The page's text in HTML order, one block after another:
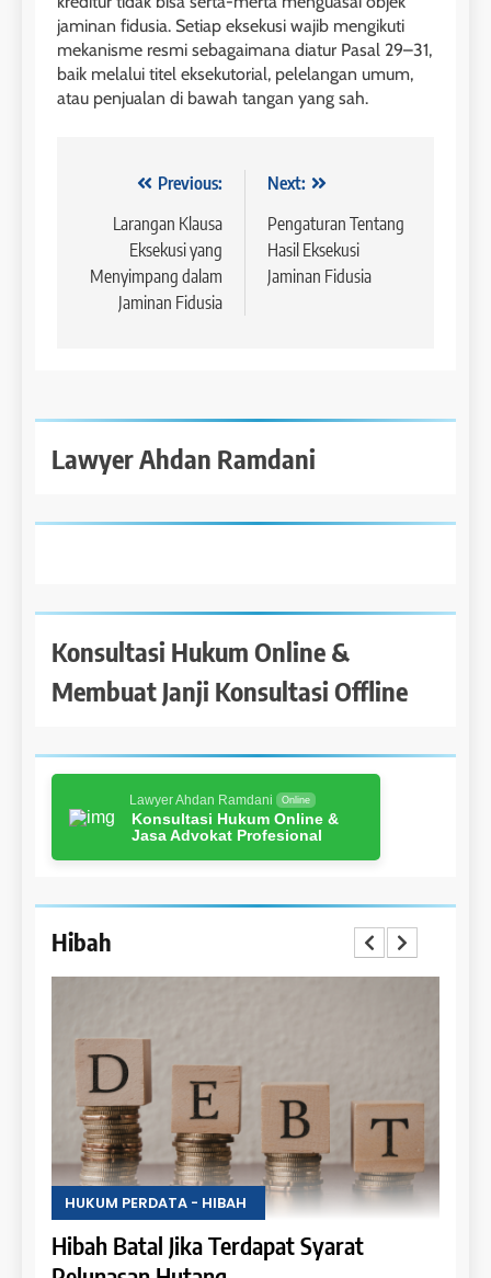
jaminan fidusia. Setiap eksekusi wajib mengikuti
mekanisme resmi sebagaimana diatur Pasal 29–31,
baik melalui titel eksekutorial, pelelangan umum,
atau penjualan di bawah tangan yang sah.
Navigasi
pos
Previous:
Larangan Klausa
Eksekusi yang
Menyimpang dalam
Jaminan Fidusia
Next:
Pengaturan Tentang
Hasil Eksekusi
Jaminan Fidusia
Lawyer Ahdan Ramdani
Konsultasi Hukum Online &
Membuat Janji Konsultasi Offline
Lawyer Ahdan Ramdani Online
Konsultasi Hukum Online &
Jasa Advokat Profesional
Hibah
HUKUM PERDATA - HIBAH
Hak Penghibah untuk Menikmati